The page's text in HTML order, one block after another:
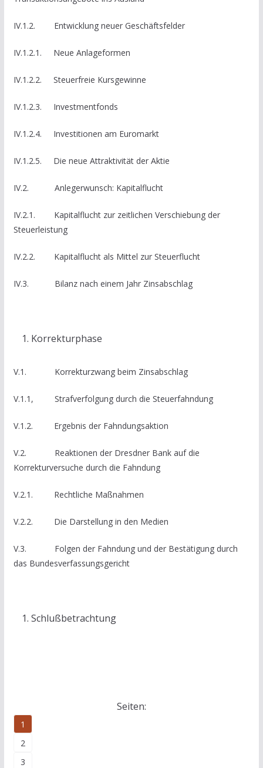
IV.1.2. Entwicklung neuer Geschäftsfelder
IV.1.2.1. Neue Anlageformen
IV.1.2.2. Steuerfreie Kursgewinne
IV.1.2.3. Investmentfonds
IV.1.2.4. Investitionen am Euromarkt
IV.1.2.5. Die neue Attraktivität der Aktie
IV.2. Anlegerwunsch: Kapitalflucht
IV.2.1. Kapitalflucht zur zeitlichen Verschiebung der
Steuerleistung
IV.2.2. Kapitalflucht als Mittel zur Steuerflucht
IV.3. Bilanz nach einem Jahr Zinsabschlag
Korrekturphase
V.1. Korrekturzwang beim Zinsabschlag
V.1.1, Strafverfolgung durch die Steuerfahndung
V.1.2. Ergebnis der Fahndungsaktion
V.2. Reaktionen der Dresdner Bank auf die
Korrekturversuche durch die Fahndung
V.2.1. Rechtliche Maßnahmen
V.2.2. Die Darstellung in den Medien
V.3. Folgen der Fahndung und der Bestätigung durch
das Bundesverfassungsgericht
Schlußbetrachtung
Seiten:
1
2
3